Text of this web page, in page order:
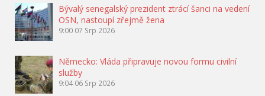
Bývalý senegalský prezident ztrácí šanci na vedení
OSN, nastoupí zřejmě žena
9:00 07 Srp 2026
Německo: Vláda připravuje novou formu civilní
služby
9:04 06 Srp 2026